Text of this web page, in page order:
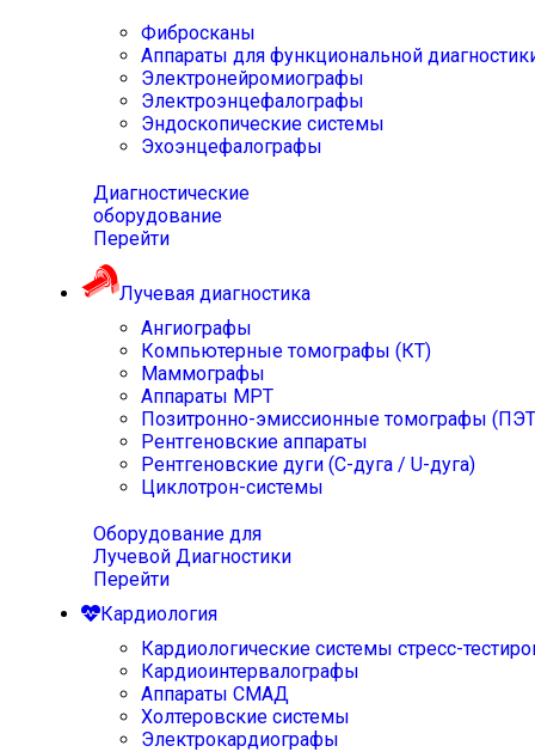
Фибросканы
Аппараты для функциональной
Электронейромиографы
Электроэнцефалографы
Эндоскопические системы
Эхоэнцефалографы
Диагностические
оборудование
Перейти
Лучевая диагностика
Ангиографы
Компьютерные томографы (КТ)
Маммографы
Аппараты МРТ
Позитронно-эмиссионные томографы
Рентгеновские аппараты
Рентгеновские дуги (С-дуга / U-дуга)
Циклотрон-системы
Оборудование для
Лучевой Диагностики
Перейти
Кардиология
Кардиологические системы стресс-
Кардиоинтервалографы
Аппараты СМАД
Холтеровские системы
Электрокардиографы